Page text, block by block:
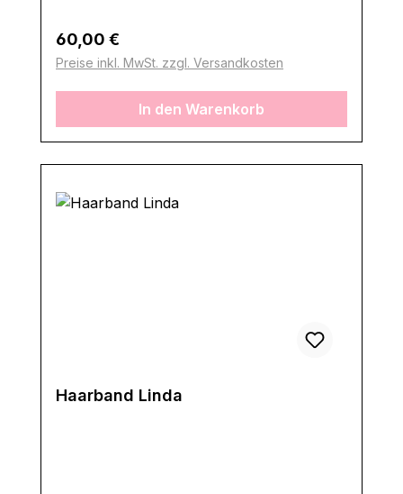
Regulärer Preis:
60,00 €
Preise inkl. MwSt. zzgl. Versandkosten
In den Warenkorb
Haarband Linda